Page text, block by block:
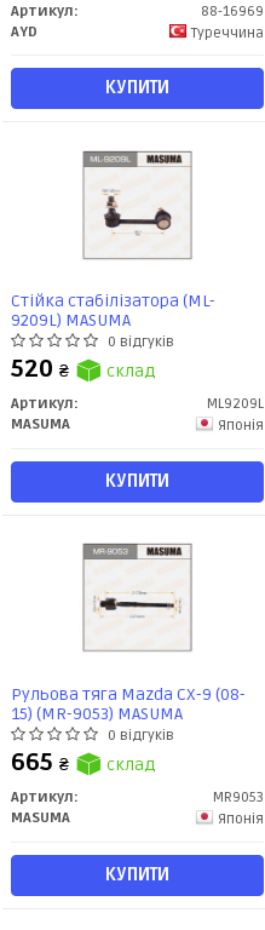
Артикул:
88-16969
AYD
Туреччина
КУПИТИ
Стійка стабілізатора (ML-
9209L) MASUMA
0 відгуків
520 ₴ склад
Артикул:
ML9209L
MASUMA
Японія
КУПИТИ
Рульова тяга Mazda CX-9 (08-
15) (MR-9053) MASUMA
0 відгуків
665 ₴ склад
Артикул:
MR9053
MASUMA
Японія
КУПИТИ